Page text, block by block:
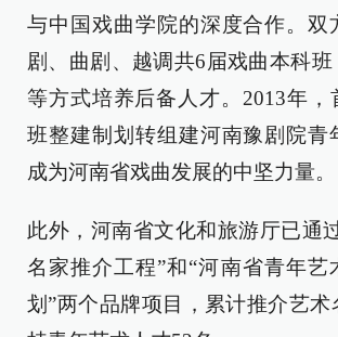
与中国戏曲学院的深度合作。双
剧、曲剧、越调共6届戏曲本科
等方式培养后备人才。2013年，
班整建制划转组建河南豫剧院青
成为河南省戏曲发展的中坚力量。
此外，河南省文化和旅游厅已通
名家推介工程”和“河南省青年艺
划”两个品牌项目，累计推介艺术